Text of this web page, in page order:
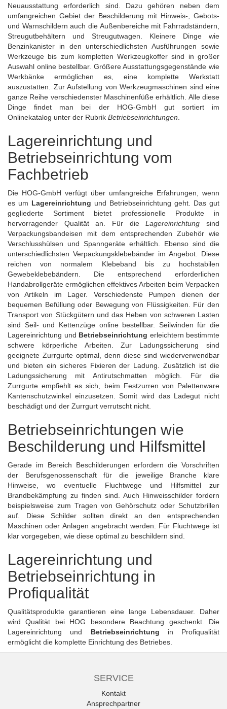
Neuausstattung erforderlich sind. Dazu gehören neben dem
umfangreichen Gebiet der Beschilderung mit Hinweis-, Gebots-
und Warnschildern auch die Außenbereiche mit Fahrradständern,
Streugutbehältern und Streugutwagen. Kleinere Dinge wie
Benzinkanister in den unterschiedlichsten Ausführungen sowie
Werkzeuge bis zum kompletten Werkzeugkoffer sind in großer
Auswahl online bestellbar. Größere Ausstattungsgegenstände wie
Werkbänke ermöglichen es, eine komplette Werkstatt
auszustatten. Zur Aufstellung von Werkzeugmaschinen sind eine
ganze Reihe verschiedenster Maschinenfüße erhältlich. Alle diese
Dinge findet man bei der HOG-GmbH gut sortiert im
Onlinekatalog unter der Rubrik Betriebseinrichtungen
Lagereinrichtung und
Betriebseinrichtung vom
Fachbetrieb
Die HOG-GmbH verfügt über umfangreiche Erfahrungen, wenn
es um Lagereinrichtung und Betriebseinrichtung geht. Das gut
gegliederte Sortiment bietet professionelle Produkte in
hervorragender Qualität an. Für dieLagereinrichtung sind
Verpackungsbandeisen mit dem entsprechenden Zubehör wie
Verschlusshülsen und Spanngeräte erhältlich. Ebenso sind die
unterschiedlichsten Verpackungsklebebänder im Angebot. Diese
reichen von normalem Klebeband bis zu hochstabilen
Gewebeklebebändern . Die entsprechend erforderlichen
Handabrollgeräte ermöglichen effektives Arbeiten beim Verpacken
von Artikeln im Lager. Verschiedenste Pumpen dienen der
bequemen Befüllung oder Bewegung von Flüssigkeiten. Für den
Transport von Stückgütern und das Heben von schweren Lasten
sind Seil- und Kettenzüge online bestellbar. Seilwinden für die
Lagereinrichtung und Betriebseinrichtung erleichtern bestimmte
schwere körperliche Arbeiten. Zur Ladungssicherung sind
geeignete Zurrgurte optimal, denn diese sind wiederverwendbar
und bieten ein sicheres Fixieren der Ladung. Zusätzlich ist die
Ladungssicherung mit Antirutschmatten möglich. Für die
Zurrgurte empfiehlt es sich, beim Festzurren von Palettenware
Kantenschutzwinkel einzusetzen. Somit wird das Ladegut nicht
beschädigt und der Zurrgurt verrutscht nicht.
Betriebseinrichtungen wie
Beschilderung und Hilfsmittel
Gerade im Bereich Beschilderungen erfordern die Vorschriften
der Berufsgenossenschaft für die jeweilige Branche klare
Hinweise, wo eventuelle Fluchtwege und Hilfsmittel zur
Brandbekämpfung zu finden sind. Auch Hinweisschilder fordern
beispielsweise zum Tragen vonGehörschutz oderSchutzbrillen
auf. Diese Schilder sollten direkt an den entsprechenden
Maschinen oder Anlagen angebracht werden. Für Fluchtwege ist
klar vorgegeben, wie diese optimal zu beschildern sind.
Lagereinrichtung und
Betriebseinrichtung in
Profiqualität
Qualitätsprodukte garantieren eine lange Lebensdauer. Daher
wird Qualität bei HOG besondere Beachtung geschenkt. Die
Lagereinrichtung und Betriebseinrichtung in Profiqualität
ermöglicht die komplette Einrichtung des Betriebes.
SERVICE
Kontakt
Ansprechpartner